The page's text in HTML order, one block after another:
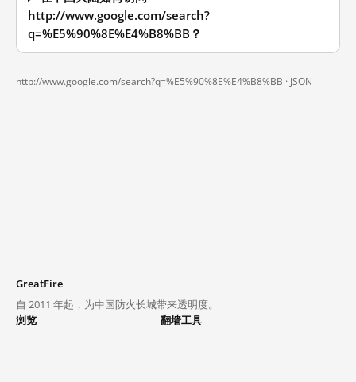
http://www.google.com/search?
q=%E5%90%8E%E4%B8%BB？
http://www.google.com/search?q=%E5%90%8E%E4%B8%BB · JSON
GreatFire
自 2011 年起，为中国防火长城带来透明度。
浏览
翻墙工具